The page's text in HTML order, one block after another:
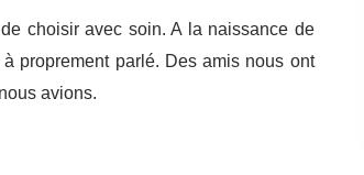
choisir avec soin. A la naissance de
proprement parlé. Des amis nous ont
avions.